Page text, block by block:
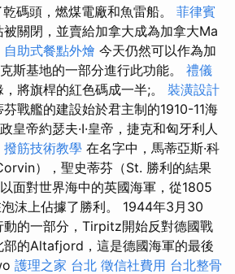
碼頭，燃煤電廠和魚雷船。 菲律賓
被關閉，並賣給加拿大成為加拿大Ma
自助式餐點外燴 今天仍然可以作為加
斯基地的一部分進行此功能。 禮儀
將旗桿的紅色碼成一半;。 裝潢設計
芬戰艦的建設始於君主制的1910-11海
皇帝約瑟夫·I·皇帝，捷克和匈牙利人
撥筋技術教學 在名字中，馬蒂亞斯·科
），聖史蒂芬（St. 勝利的結果
面對世界海中的英國海軍，從1805
沫上佔據了勝利。 1944年3月30
動的一部分，Tirpitz開始反對德國戰
部的Altafjord，這是德國海軍的最後
護理之家 台北 徵信社費用 台北整骨